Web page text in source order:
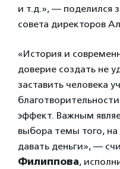
и т.д.», — поделился
совета директоров
«История и
доверие создать не
заставить человека
эффект. Важным
выбора темы того,
давать деньги», —
Филиппова,